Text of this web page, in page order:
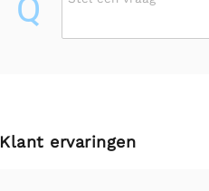
Q
Klant ervaringen